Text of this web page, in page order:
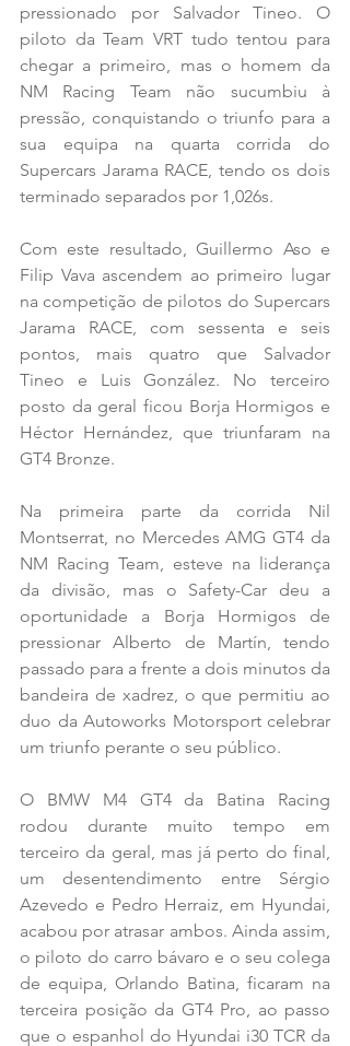
pressionado por Salvador Tineo. O
piloto da Team VRT tudo tentou para
chegar a primeiro, mas o homem da
NM Racing Team não sucumbiu à
pressão, conquistando o triunfo para a
sua equipa na quarta corrida do
Supercars Jarama RACE, tendo os dois
terminado separados por 1,026s.
Com este resultado, Guillermo Aso e
Filip Vava ascendem ao primeiro lugar
na competição de pilotos do Supercars
Jarama RACE, com sessenta e seis
pontos, mais quatro que Salvador
Tineo e Luis González. No terceiro
posto da geral ficou Borja Hormigos e
Héctor Hernández, que triunfaram na
GT4 Bronze.
Na primeira parte da corrida Nil
Montserrat, no Mercedes AMG GT4 da
NM Racing Team, esteve na liderança
da divisão, mas o Safety-Car deu a
oportunidade a Borja Hormigos de
pressionar Alberto de Martín, tendo
passado para a frente a dois minutos da
bandeira de xadrez, o que permitiu ao
duo da Autoworks Motorsport celebrar
um triunfo perante o seu público.
O BMW M4 GT4 da Batina Racing
rodou durante muito tempo em
terceiro da geral, mas já perto do final,
um desentendimento entre Sérgio
Azevedo e Pedro Herraiz, em Hyundai,
acabou por atrasar ambos. Ainda assim,
o piloto do carro bávaro e o seu colega
de equipa, Orlando Batina, ficaram na
terceira posição da GT4 Pro, ao passo
que o espanhol do Hyundai i30 TCR da